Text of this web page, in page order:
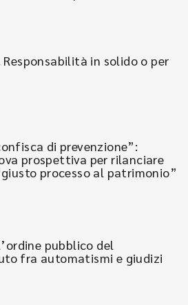
in solido o per
di prevenzione”:
prospettiva per rilanciare
processo al patrimonio”
pubblico del
fra automatismi e giudizi